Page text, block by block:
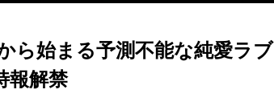
ら始まる予測不能な純愛ラブ
報解禁